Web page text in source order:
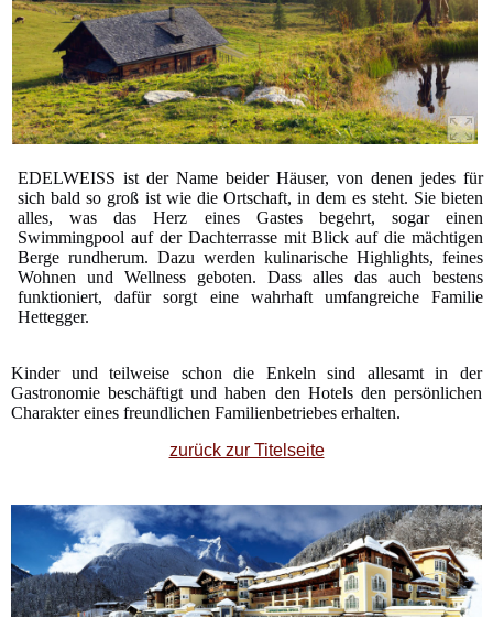
EDELWEISS ist der Name beider Häuser, von denen jedes für
sich bald so groß ist wie die Ortschaft, in dem es steht. Sie bieten
alles, was das Herz eines Gastes begehrt, sogar einen
Swimmingpool auf der Dachterrasse mit Blick auf die mächtigen
Berge rundherum. Dazu werden kulinarische Highlights, feines
Wohnen und Wellness geboten. Dass alles das auch bestens
funktioniert, dafür sorgt eine wahrhaft umfangreiche Familie
Hettegger.
Kinder und teilweise schon die Enkeln sind allesamt in der
Gastronomie beschäftigt und haben den Hotels den persönlichen
Charakter eines freundlichen Familienbetriebes erhalten.
zurück zur Titelseite